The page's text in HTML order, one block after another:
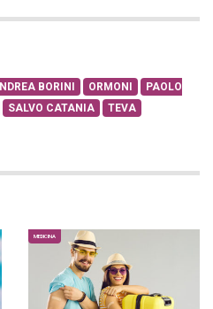
BORINI ORMONI
PAOLO
SALVO CATANIA TEVA
MEDICINA